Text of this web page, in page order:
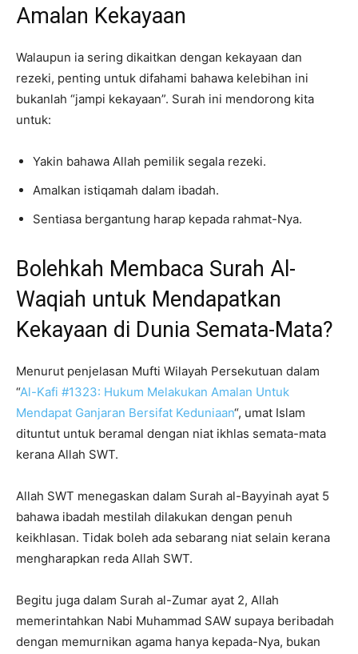
Amalan Kekayaan
Walaupun ia sering dikaitkan dengan kekayaan dan
rezeki, penting untuk difahami bahawa kelebihan ini
bukanlah “jampi kekayaan”. Surah ini mendorong kita
untuk:
Yakin bahawa Allah pemilik segala rezeki.
Amalkan istiqamah dalam ibadah.
Sentiasa bergantung harap kepada rahmat-Nya.
Bolehkah Membaca Surah Al-
Waqiah untuk Mendapatkan
Kekayaan di Dunia Semata-Mata?
Menurut penjelasan Mufti Wilayah Persekutuan dalam
“Al-Kafi #1323: Hukum Melakukan Amalan Untuk
Mendapat Ganjaran Bersifat Keduniaan“, umat Islam
dituntut untuk beramal dengan niat ikhlas semata-mata
kerana Allah SWT.
Allah SWT menegaskan dalam Surah al-Bayyinah ayat 5
bahawa ibadah mestilah dilakukan dengan penuh
keikhlasan. Tidak boleh ada sebarang niat selain kerana
mengharapkan reda Allah SWT.
Begitu juga dalam Surah al-Zumar ayat 2, Allah
memerintahkan Nabi Muhammad SAW supaya beribadah
dengan memurnikan agama hanya kepada-Nya, bukan